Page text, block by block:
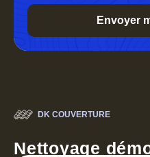
DK COUVERTURE
Nettoyage